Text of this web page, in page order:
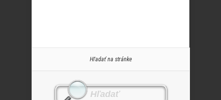
Hľadať na stránke